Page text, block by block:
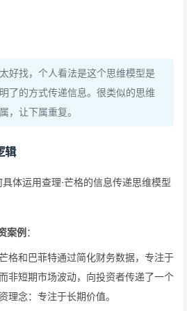
好找，个人看法是这个思维模型是
了的方式传递信息。很类似的思维
，让下属重复。
辑
体运用查理·芒格的信息传递思维模型
案例 ：
格和巴菲特通过简化财务数据，专注于
非短期市场波动，向投资者传递了一个
理念：专注于长期价值。